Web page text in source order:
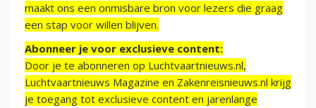
maakt ons een onmisbare bron voor lezers die graag
een stap voor willen blijven.
Abonneer je voor exclusieve content:
Door je te abonneren op Luchtvaartnieuws.nl,
Luchtvaartnieuws Magazine en Zakenreisnieuws.nl krijg
je toegang tot exclusieve content en jarenlange